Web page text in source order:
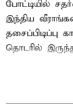
போட்டியில்
இந்திய
தொடரில்